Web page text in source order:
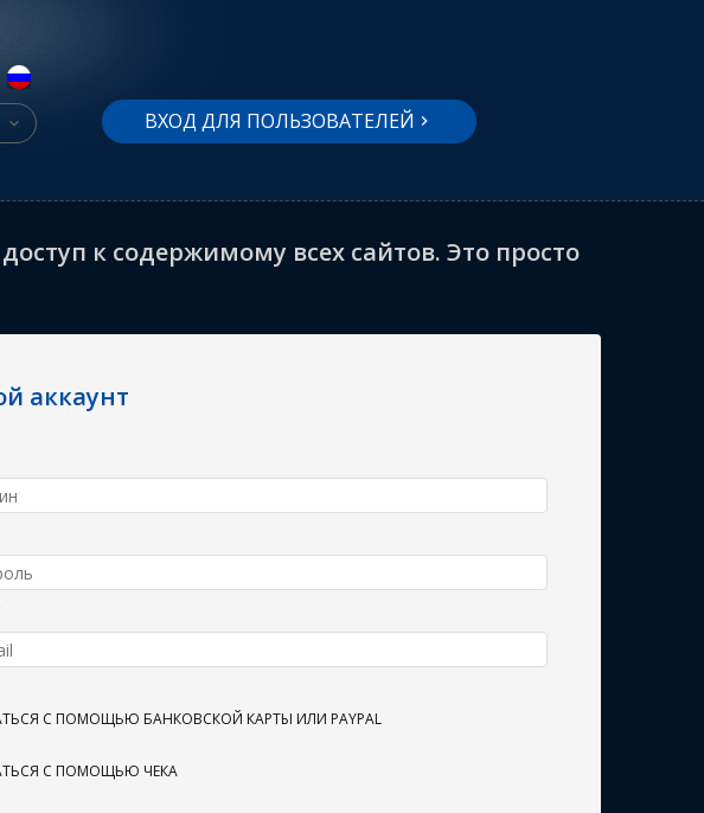
ВХОД ДЛЯ ПОЛЬЗОВАТЕЛЕЙ
к содержимому всех сайтов. Это просто
аккаунт
С ПОМОЩЬЮ БАНКОВСКОЙ КАРТЫ ИЛИ PAYPAL
С ПОМОЩЬЮ ЧЕКА